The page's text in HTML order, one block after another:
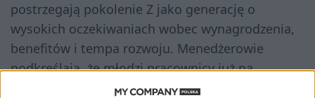
postrzegają pokolenie Z jako generację o
wysokich oczekiwaniach wobec wynagrodzenia,
benefitów i tempa rozwoju. Menedżerowie
podkreślają, że młodzi pracownicy już na
początku kariery oczekują jasnej ścieżki awansu i